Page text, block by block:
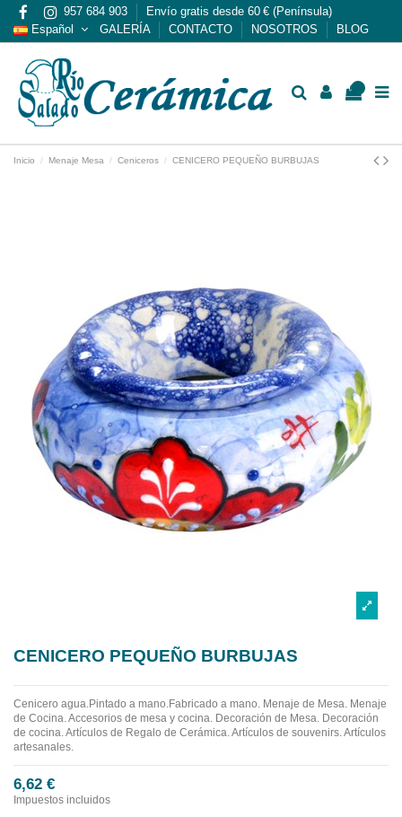
957 684 903
Envío gratis desde 60 € (Península)
Español
GALERÍA CONTACTO NOSOTROS BLOG
Inicio Menaje Mesa Ceniceros CENICERO PEQUEÑO BURBUJAS
CENICERO PEQUEÑO BURBUJAS
Cenicero agua.Pintado a mano.Fabricado a mano. Menaje de Mesa. Menaje
de Cocina. Accesorios de mesa y cocina. Decoración de Mesa. Decoración
de cocina. Artículos de Regalo de Cerámica. Artículos de souvenirs. Artículos
artesanales.
6,62 €
Impuestos incluidos